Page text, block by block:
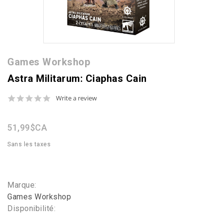
Games Workshop
Astra Militarum: Ciaphas Cain
0.0
Write a review
51,99$CA
Sans les taxes
Marque:
Games Workshop
Disponibilité: